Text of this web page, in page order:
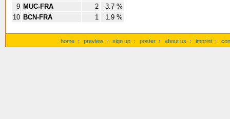
9 MUC-FRA 2
3.7 %
10 BCN-FRA 1 1.9 %
home : preview : sign up : poster : about us : imprint :